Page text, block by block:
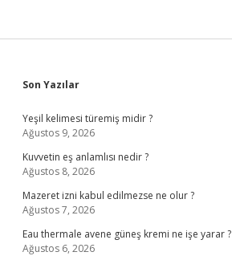
Sidebar
Son Yazılar
Yeşil kelimesi türemiş midir ?
Ağustos 9, 2026
Kuvvetin eş anlamlısı nedir ?
Ağustos 8, 2026
Mazeret izni kabul edilmezse ne olur ?
Ağustos 7, 2026
Eau thermale avene güneş kremi ne işe yarar ?
Ağustos 6, 2026